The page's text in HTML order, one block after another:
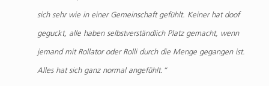
sich sehr wie in einer Gemeinschaft gefühlt. Keiner hat doof
geguckt, alle haben selbstverständlich Platz gemacht, wenn
jemand mit Rollator oder Rolli durch die Menge gegangen ist.
Alles hat sich ganz normal angefühlt.“